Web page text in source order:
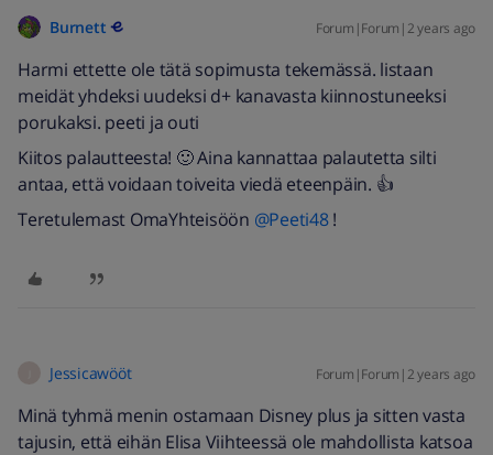
Burnett Forum|Forum|2 years ago
Harmi ettette ole tätä sopimusta tekemässä. listaan
meidät yhdeksi uudeksi d+ kanavasta kiinnostuneeksi
porukaksi. peeti ja outi
Kiitos palautteesta! 🙂 Aina kannattaa palautetta silti
antaa, että voidaan toiveita viedä eteenpäin. 👍
Teretulemast OmaYhteisöön @Peeti48!
Jessicawööt Forum|Forum|2 years ago
Minä tyhmä menin ostamaan Disney plus ja sitten vasta
tajusin, että eihän Elisa Viihteessä ole mahdollista katsoa